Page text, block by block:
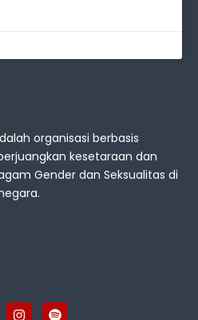
organisasi berbasis
kesetaraan dan
Gender dan Seksualitas di